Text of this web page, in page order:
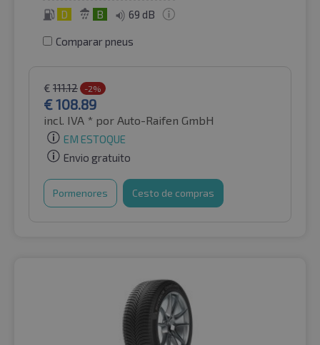
D B 69 dB
Comparar pneus
€ 111.12 -2%
€108.89
incl. IVA * por Auto-Raifen GmbH
EM ESTOQUE
Envio gratuito
Pormenores Cesto de compras